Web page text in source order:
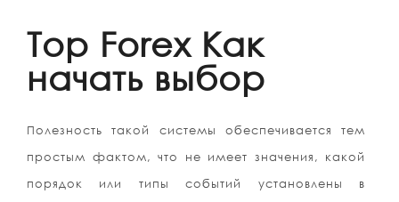
Top Forex Как
начать выбор
Полезность такой системы обеспечивается тем
простым фактом, что не имеет значения, какой
порядок или типы событий установлены в